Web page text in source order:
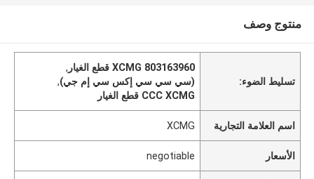
منتوج وصف
تسليط الضوء:
803163960 XCMG قطع الغيار
,
(سي سي سي إكس سي إم جي),
CCC XCMG قطع الغيار
اسم العلامة التجارية XCMG
الأسعار negotiable